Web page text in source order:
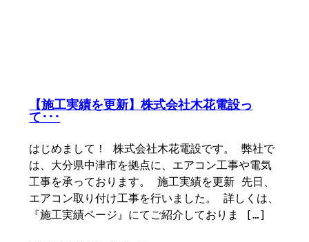
【施工実績を更新】株式会社木花電設っ
て･･･
はじめまして！ 株式会社木花電設です。 弊社で
は、大分県中津市を拠点に、エアコン工事や電気
工事を承っております。 施工実績を更新 先日、
エアコン取り付け工事を行いました。 詳しくは、
『施工実績ページ』にてご紹介しておりま […]